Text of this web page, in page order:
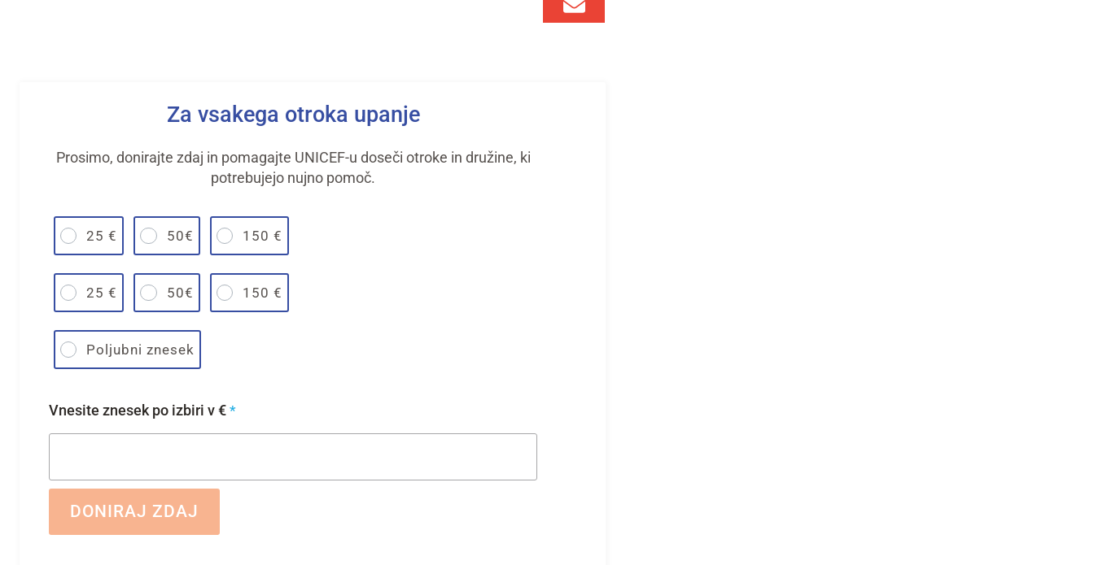
Za vsakega otroka upanje
Prosimo, donirajte zdaj in pomagajte UNICEF-u doseči otroke in družine, ki
potrebujejo nujno pomoč.
25 € 50€ 150 €
25 € 50€ 150 €
Poljubni znesek
Vnesite znesek po izbiri v € *
DONIRAJ ZDAJ